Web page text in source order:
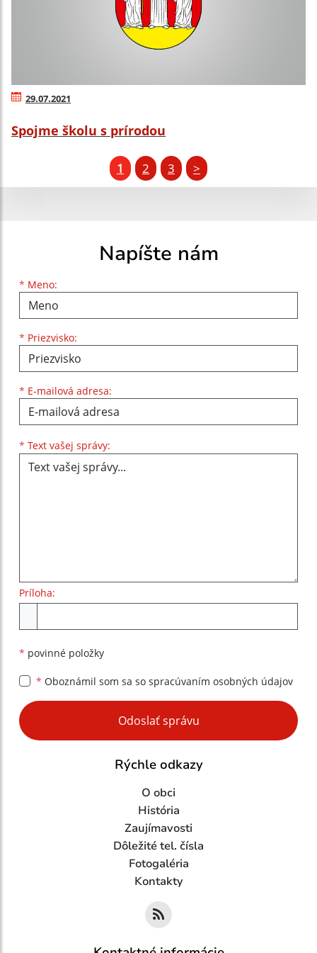
29.07.2021
Spojme školu s prírodou
1 2 3 >
Napíšte nám
* Meno:
Meno
* Priezvisko:
Priezvisko
* E-mailová adresa:
E-mailová adresa
* Text vašej správy:
Príloha:
* povinné položky
* Oboznámil som sa so spracúvaním osobných údajov
Google reCaptcha Response
Odoslať správu
Rýchle odkazy
O obci
História
Zaujímavosti
Dôležité tel. čísla
Fotogaléria
Kontakty